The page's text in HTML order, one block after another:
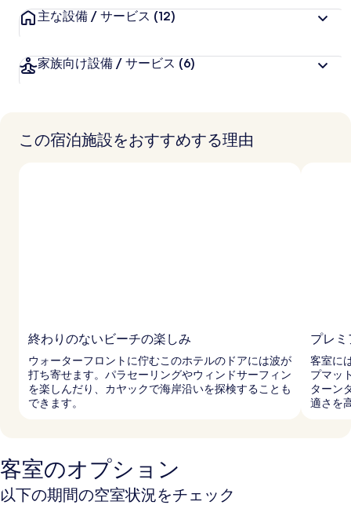
主な設備 / サービス (12)
家族向け設備 / サービス (6)
この宿泊施設をおすすめする理由
終わりのないビーチの楽しみ
ウォーターフロントに佇むこのホテルのドアには波が
打ち寄せます。パラセーリングやウィンドサーフィン
を楽しんだり、カヤックで海岸沿いを探検することも
できます。
プレ
客室に
プマッ
ターン
適さを
客室のオプション
以下の期間の空室状況をチェック